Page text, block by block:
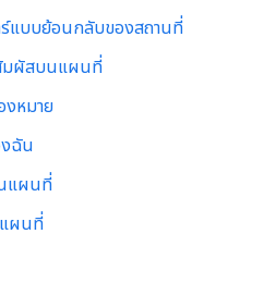
ร์แบบย้อนกลับของสถานที่
สัมผัสบนแผนที่
งหมาย
งฉัน
แผนที่
แผนที่